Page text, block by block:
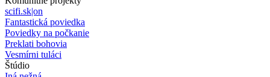
scifi.sk|on
Fantastická poviedka
Poviedky na počkanie
Preklati bohovia
Vesmírni tuláci
Štúdio